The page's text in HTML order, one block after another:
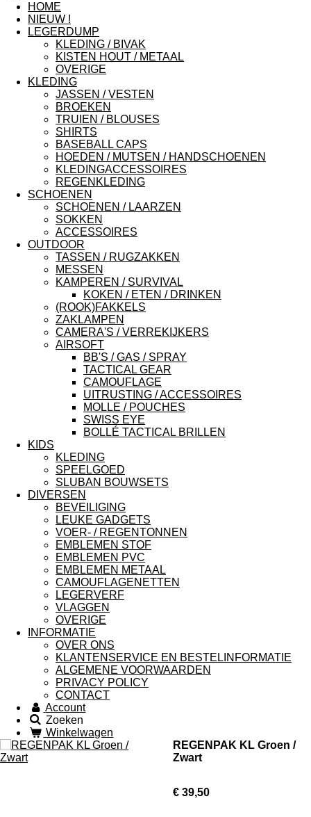
HOME
NIEUW !
LEGERDUMP
KLEDING / BIVAK
KISTEN HOUT / METAAL
OVERIGE
KLEDING
JASSEN / VESTEN
BROEKEN
TRUIEN / BLOUSES
SHIRTS
BASEBALL CAPS
HOEDEN / MUTSEN / HANDSCHOENEN
KLEDINGACCESSOIRES
REGENKLEDING
SCHOENEN
SCHOENEN / LAARZEN
SOKKEN
ACCESSOIRES
OUTDOOR
TASSEN / RUGZAKKEN
MESSEN
KAMPEREN / SURVIVAL
KOKEN / ETEN / DRINKEN
(ROOK)FAKKELS
ZAKLAMPEN
CAMERA'S / VERREKIJKERS
AIRSOFT
BB'S / GAS / SPRAY
TACTICAL GEAR
CAMOUFLAGE
UITRUSTING / ACCESSOIRES
MOLLE / POUCHES
SWISS EYE
BOLLÉ TACTICAL BRILLEN
KIDS
KLEDING
SPEELGOED
SLUBAN BOUWSETS
DIVERSEN
BEVEILIGING
LEUKE GADGETS
VOER- / REGENTONNEN
EMBLEMEN STOF
EMBLEMEN PVC
EMBLEMEN METAAL
CAMOUFLAGENETTEN
LEGERVERF
VLAGGEN
OVERIGE
INFORMATIE
OVER ONS
KLANTENSERVICE EN BESTELINFORMATIE
ALGEMENE VOORWAARDEN
PRIVACY POLICY
CONTACT
Account
Zoeken
Winkelwagen
REGENPAK KL Groen /
Zwart
€ 39,50